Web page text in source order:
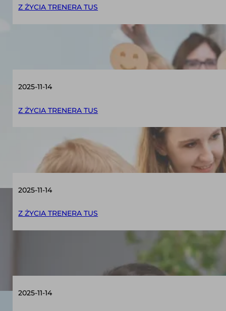
Z ŻYCIA TRENERA TUS
O Relacyjnej Metodologii
2025-11-14
Z ŻYCIA TRENERA TUS
Case study – lider grupy na zajęciach TUS
2025-11-14
Z ŻYCIA TRENERA TUS
Case study – trudne zachowania na
2025-11-14